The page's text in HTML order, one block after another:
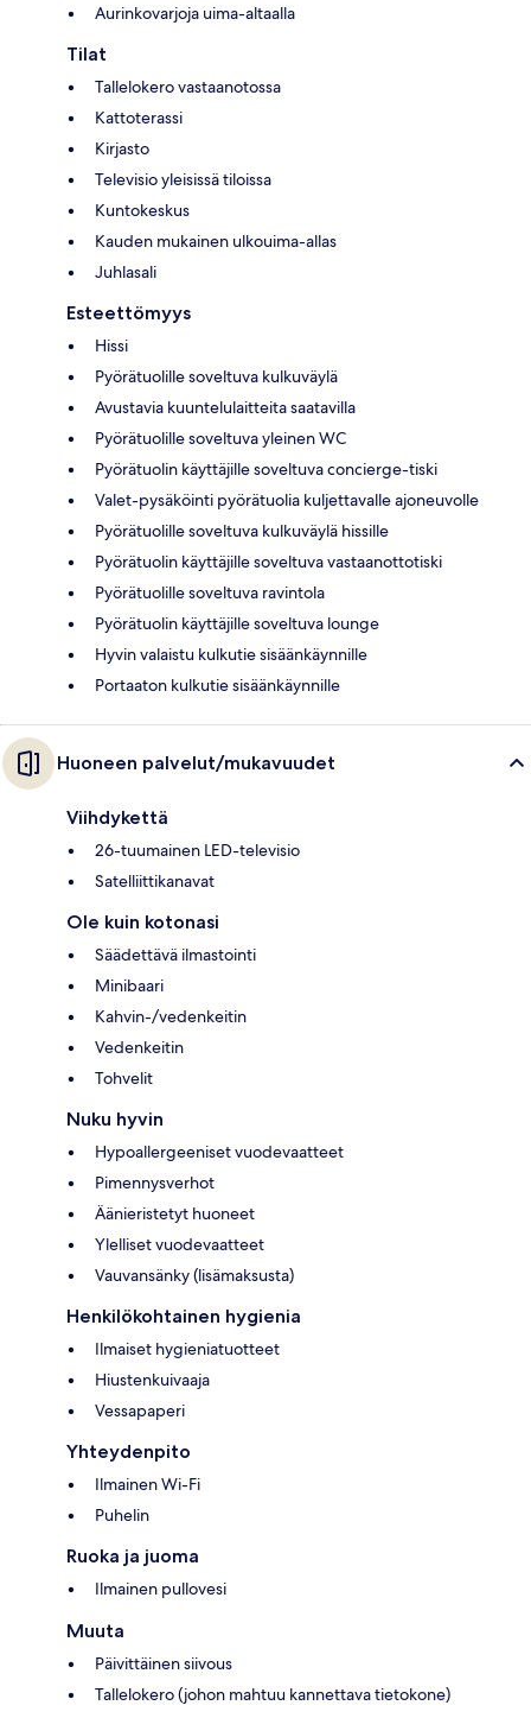
Aurinkovarjoja uima-altaalla
Tilat
Tallelokero vastaanotossa
Kattoterassi
Kirjasto
Televisio yleisissä tiloissa
Kuntokeskus
Kauden mukainen ulkouima-allas
Juhlasali
Esteettömyys
Hissi
Pyörätuolille soveltuva kulkuväylä
Avustavia kuuntelulaitteita saatavilla
Pyörätuolille soveltuva yleinen WC
Pyörätuolin käyttäjille soveltuva concierge-tiski
Valet-pysäköinti pyörätuolia kuljettavalle ajoneuvolle
Pyörätuolille soveltuva kulkuväylä hissille
Pyörätuolin käyttäjille soveltuva vastaanottotiski
Pyörätuolille soveltuva ravintola
Pyörätuolin käyttäjille soveltuva lounge
Hyvin valaistu kulkutie sisäänkäynnille
Portaaton kulkutie sisäänkäynnille
Huoneen palvelut/mukavuudet
Viihdykettä
26-tuumainen LED-televisio
Satelliittikanavat
Ole kuin kotonasi
Säädettävä ilmastointi
Minibaari
Kahvin-/vedenkeitin
Vedenkeitin
Tohvelit
Nuku hyvin
Hypoallergeeniset vuodevaatteet
Pimennysverhot
Äänieristetyt huoneet
Ylelliset vuodevaatteet
Vauvansänky (lisämaksusta)
Henkilökohtainen hygienia
Ilmaiset hygieniatuotteet
Hiustenkuivaaja
Vessapaperi
Yhteydenpito
Ilmainen Wi-Fi
Puhelin
Ruoka ja juoma
Ilmainen pullovesi
Muuta
Päivittäinen siivous
Tallelokero (johon mahtuu kannettava tietokone)